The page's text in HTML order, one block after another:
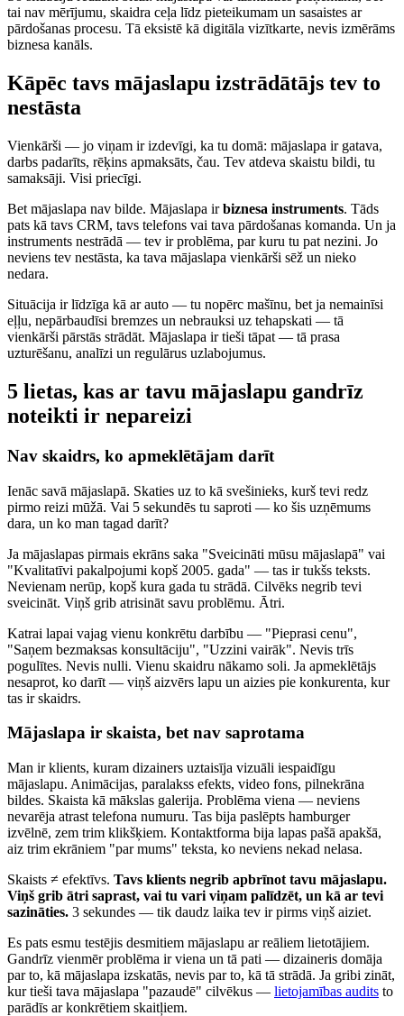
tai nav mērījumu, skaidra ceļa līdz pieteikumam un sasaistes ar
pārdošanas procesu. Tā eksistē kā digitāla vizītkarte, nevis izmērāms
biznesa kanāls.
Kāpēc tavs mājaslapu izstrādātājs tev to
nestāsta
Vienkārši — jo viņam ir izdevīgi, ka tu domā: mājaslapa ir gatava,
darbs padarīts, rēķins apmaksāts, čau. Tev atdeva skaistu bildi, tu
samaksāji. Visi priecīgi.
Bet mājaslapa nav bilde. Mājaslapa irbiznesa instruments. Tāds
pats kā tavs CRM, tavs telefons vai tava pārdošanas komanda. Un ja
instruments nestrādā — tev ir problēma, par kuru tu pat nezini. Jo
neviens tev nestāsta, ka tava mājaslapa vienkārši sēž un nieko
nedara.
Situācija ir līdzīga kā ar auto — tu nopērc mašīnu, bet ja nemainīsi
eļļu, nepārbaudīsi bremzes un nebrauksi uz tehapskati — tā
vienkārši pārstās strādāt. Mājaslapa ir tieši tāpat — tā prasa
uzturēšanu, analīzi un regulārus uzlabojumus.
5 lietas, kas ar tavu mājaslapu gandrīz
noteikti ir nepareizi
Nav skaidrs, ko apmeklētājam darīt
Ienāc savā mājaslapā. Skaties uz to kā svešinieks, kurš tevi redz
pirmo reizi mūžā. Vai 5 sekundēs tu saproti — ko šis uzņēmums
dara, un ko man tagad darīt?
Ja mājaslapas pirmais ekrāns saka "Sveicināti mūsu mājaslapā" vai
"Kvalitatīvi pakalpojumi kopš 2005. gada" — tas ir tukšs teksts.
Nevienam nerūp, kopš kura gada tu strādā. Cilvēks negrib tevi
sveicināt. Viņš grib atrisināt savu problēmu. Ātri.
Katrai lapai vajag vienu konkrētu darbību — "Pieprasi cenu",
"Saņem bezmaksas konsultāciju", "Uzzini vairāk". Nevis trīs
pogulītes. Nevis nulli. Vienu skaidru nākamo soli. Ja apmeklētājs
nesaprot, ko darīt — viņš aizvērs lapu un aizies pie konkurenta, kur
tas ir skaidrs.
Mājaslapa ir skaista, bet nav saprotama
Man ir klients, kuram dizainers uztaisīja vizuāli iespaidīgu
mājaslapu. Animācijas, paralakss efekts, video fons, pilnekrāna
bildes. Skaista kā mākslas galerija. Problēma viena — neviens
nevarēja atrast telefona numuru. Tas bija paslēpts hamburger
izvēlnē, zem trim klikšķiem. Kontaktforma bija lapas pašā apakšā,
aiz trim ekrāniem "par mums" teksta, ko neviens nekad nelasa.
Skaists ≠ efektīvs. Tavs klients negrib apbrīnot tavu mājaslapu.
Viņš grib ātri saprast, vai tu vari viņam palīdzēt, un kā ar tevi
sazināties. 3 sekundes — tik daudz laika tev ir pirms viņš aiziet.
Es pats esmu testējis desmitiem mājaslapu ar reāliem lietotājiem.
Gandrīz vienmēr problēma ir viena un tā pati — dizaineris domāja
par to, kā mājaslapa izskatās, nevis par to, kā tā strādā. Ja gribi zināt,
kur tieši tava mājaslapa "pazaudē" cilvēkus — lietojamības audits to
parādīs ar konkrētiem skaitļiem.